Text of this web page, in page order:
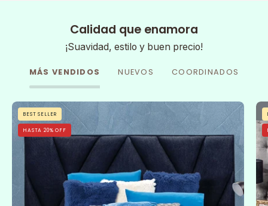
Calidad que enamora
¡Suavidad, estilo y buen precio!
MÁS VENDIDOS NUEVOS COORDINADOS
Cobertor
Flannel
Con
Borrega
Sfera
BEST SELLER
HASTA 20% OFF